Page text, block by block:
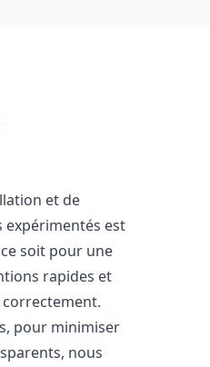
et de
expérimentés est
soit pour une
rapides et
pour minimiser
nous